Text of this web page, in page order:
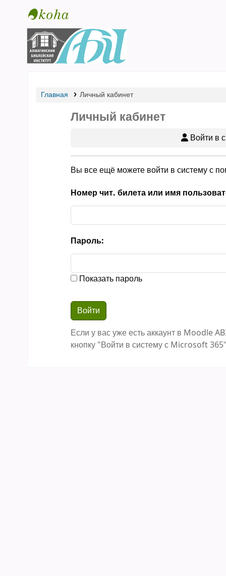
Библиотека АБИ
Главная Личный кабинет
Личный кабинет
Войти в
Вы все ещё можете войти в систему с
Номер чит. билета или имя
Пароль:
Показать пароль
Если у вас уже есть аккаунт в Moodle
кнопку "Войти в систему с Microsoft